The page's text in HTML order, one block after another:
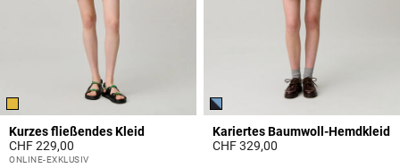
Kurzes fließendes Kleid
CHF 229,00
4.3 out of 5 Customer Rating
ONLINE-EXKLUSIV
Kariertes Baumwoll-Hemdkleid
CHF 329,00